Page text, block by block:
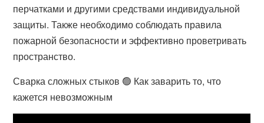
перчатками и другими средствами индивидуальной
защиты. Также необходимо соблюдать правила
пожарной безопасности и эффективно проветривать
пространство.
Сварка сложных стыков 🟢 Как заварить то, что
кажется невозможным